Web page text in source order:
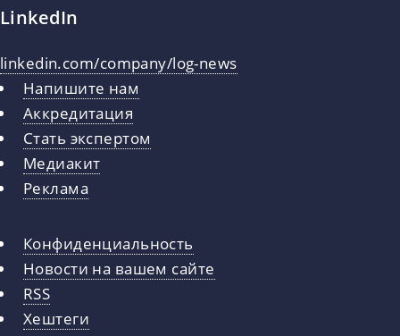
LinkedIn
linkedin.com/company/log-news
Напишите нам
Аккредитация
Стать экспертом
Медиакит
Реклама
Конфиденциальность
Новости на вашем сайте
RSS
Хештеги